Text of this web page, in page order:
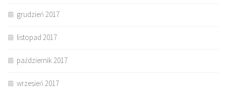
grudzień 2017
listopad 2017
październik 2017
wrzesień 2017